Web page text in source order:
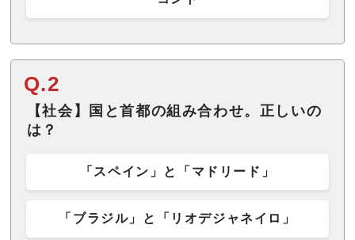
Q.2
【社会】国と首都の組み合わせ。正しいの
は？
「スペイン」と「マドリード」
「ブラジル」と「リオデジャネイロ」